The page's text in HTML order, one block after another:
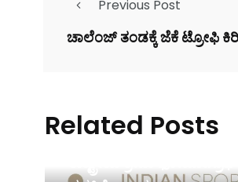
Previous Post
ಚಾಲೆಂಜ್ ತಂಡಕ್ಕೆ ಜೆಕೆ ಟ್ರೋಫಿ
Related Posts